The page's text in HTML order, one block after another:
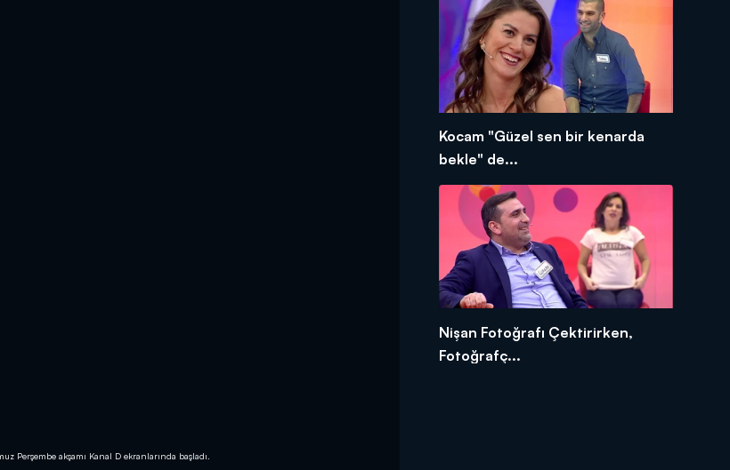
Perşembe akşamı Kanal D ekranlarında başladı.
Kocam "Güzel sen bir kenarda
bekle" de...
Nişan Fotoğrafı Çektirirken,
Fotoğrafç...